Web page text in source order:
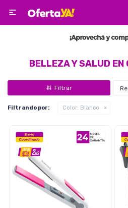

BELLEZA Y SALUD EN
Filtrando por: Color: Blanco
Tecnología
Tv, Audio y Video
Tecnología
Gaming